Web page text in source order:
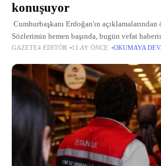
konuşuyor
Cumhurbaşkanı Erdoğan'ın açıklamalarından
Sözlerimin hemen başında, bugün vefat
öğrendiğim başdanışmanım, muhterem dava
GAZETE4 EDITÖR 11 AY ÖNCE OKUMAYA